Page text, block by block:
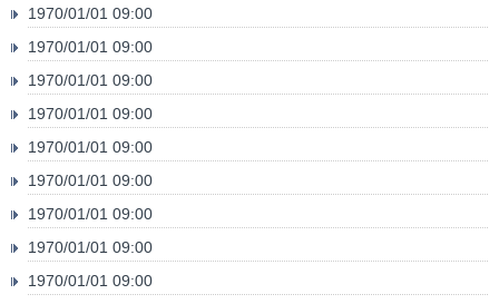
1970/01/01 09:00
1970/01/01 09:00
1970/01/01 09:00
1970/01/01 09:00
1970/01/01 09:00
1970/01/01 09:00
1970/01/01 09:00
1970/01/01 09:00
1970/01/01 09:00